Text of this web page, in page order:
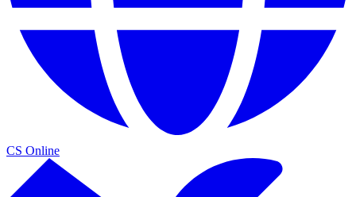
CS Online